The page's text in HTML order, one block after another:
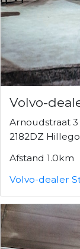
Volvo-
Arnoudstraat 3
2182DZ
Afstand 1.0km
Volvo-dealer